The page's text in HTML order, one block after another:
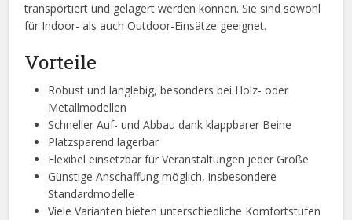
transportiert und gelagert werden können. Sie sind sowohl
für Indoor- als auch Outdoor-Einsätze geeignet.
Vorteile
Robust und langlebig, besonders bei Holz- oder
Metallmodellen
Schneller Auf- und Abbau dank klappbarer Beine
Platzsparend lagerbar
Flexibel einsetzbar für Veranstaltungen jeder Größe
Günstige Anschaffung möglich, insbesondere
Standardmodelle
Viele Varianten bieten unterschiedliche Komfortstufen